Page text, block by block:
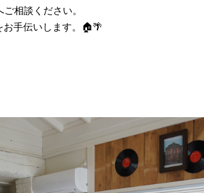
相談ください。
お手伝いします。🏠🌴